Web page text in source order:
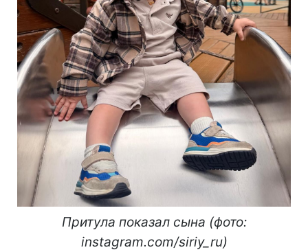
Притула показал сына (фото:
instagram.com/siriy_ru)